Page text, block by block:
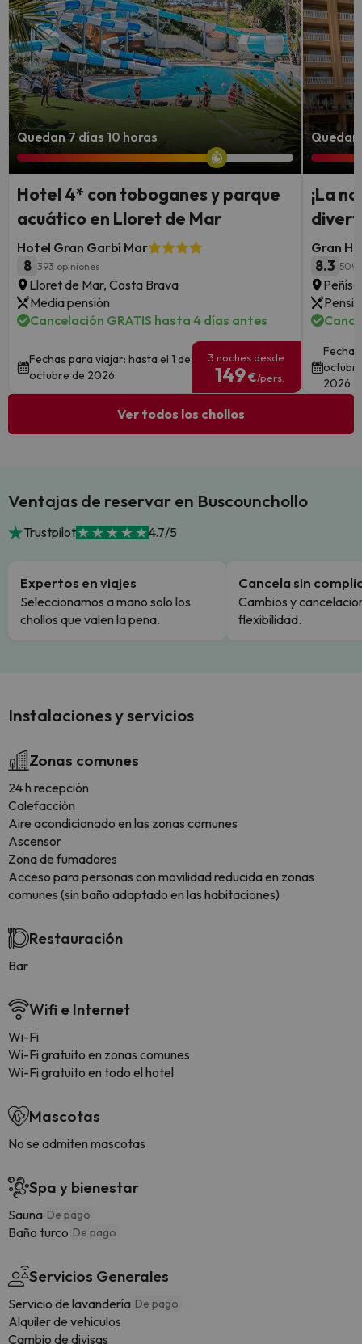
Quedan 7 días 10 horas
Hotel 4* con toboganes y parque
acuático en Lloret de Mar
Hotel Gran Garbí Mar
8 393 opiniones
Lloret de Mar, Costa Brava
Media pensión
Cancelación GRATIS hasta 4 días antes
Fechas para viajar: hasta el 1 de
octubre de 2026.
3 noches desde
149€/pers.
Quedan
¡La
Gran
8.3
2026
Ver todos los chollos
Ventajas de reservar en Buscounchollo
Trustpilot 4.7/5
Expertos en viajes
Seleccionamos a mano solo los
chollos que valen la pena.
Cancela sin
Cambios y
flexibilidad.
Instalaciones y servicios
Zonas comunes
24 h recepción
Calefacción
Aire acondicionado en las zonas comunes
Ascensor
Zona de fumadores
Acceso para personas con movilidad reducida en zonas
comunes (sin baño adaptado en las habitaciones)
Restauración
Bar
Wifi e Internet
Wi-Fi
Wi-Fi gratuito en zonas comunes
Wi-Fi gratuito en todo el hotel
Mascotas
No se admiten mascotas
Spa y bienestar
Sauna De pago
Baño turco De pago
Servicios Generales
Servicio de lavandería De pago
Alquiler de vehículos
Cambio de divisas